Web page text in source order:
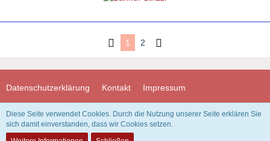
1 2
Datenschutzerklärung Kontakt Impressum
Community-Software:WoltLab Suite™ 3.1.29
Design "Redslack" by
Diese Seite verwendet Cookies. Durch die Nutzung unserer Seite erklären Sie
sich damit einverstanden, dass wir Cookies setzen.